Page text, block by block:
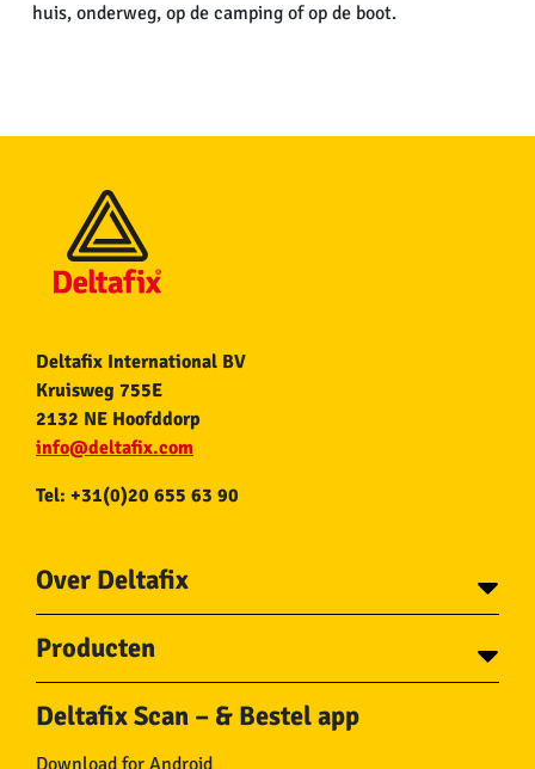
huis, onderweg, op de camping of op de boot.
Deltafix International BV
Kruisweg 755E
2132 NE Hoofddorp
info@deltafix.com
Tel: +31(0)20 655 63 90
Over Deltafix
Voor gemeentes
Over Deltafix
Producten
Schroeven
Bouten
Ketting en Toebehoren
Deltafix Scan – & Bestel app
Download for Android